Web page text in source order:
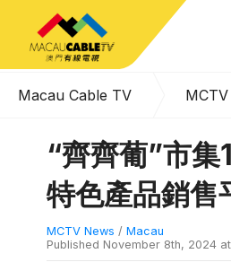
Macau Cable TV
“齊齊葡”市集
特色產品銷售
MCTV News / Macau
Published November 8th, 2024